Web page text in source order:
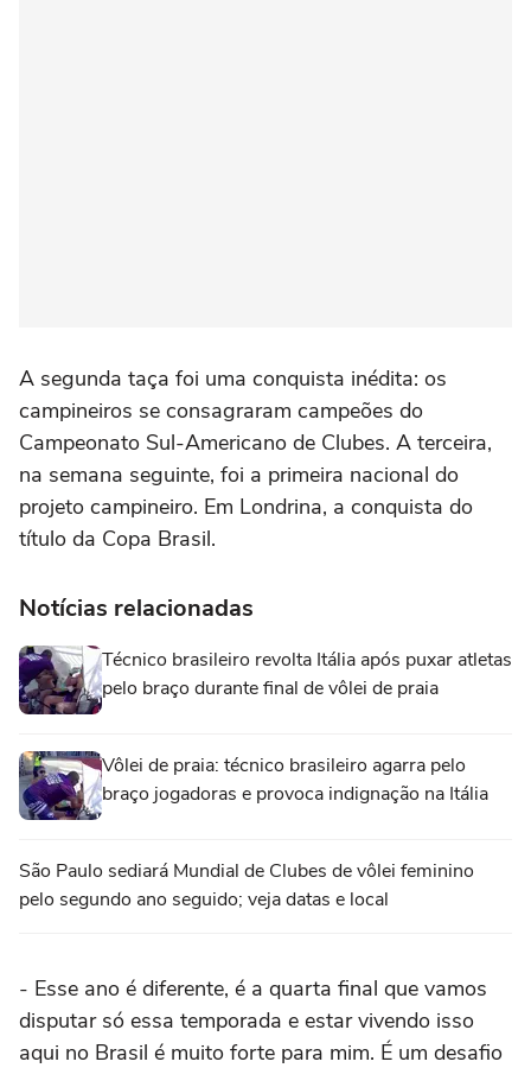
A segunda taça foi uma conquista inédita: os
campineiros se consagraram campeões do
Campeonato Sul-Americano de Clubes. A terceira,
na semana seguinte, foi a primeira nacional do
projeto campineiro. Em Londrina, a conquista do
título da Copa Brasil.
Notícias relacionadas
Técnico brasileiro revolta Itália após puxar atletas
pelo braço durante final de vôlei de praia
Vôlei de praia: técnico brasileiro agarra pelo
braço jogadoras e provoca indignação na Itália
São Paulo sediará Mundial de Clubes de vôlei feminino
pelo segundo ano seguido; veja datas e local
- Esse ano é diferente, é a quarta final que vamos
disputar só essa temporada e estar vivendo isso
aqui no Brasil é muito forte para mim. É um desafio